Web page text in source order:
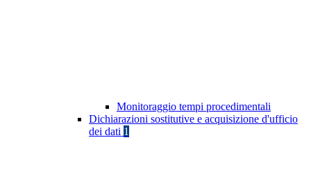
Monitoraggio tempi procedimentali
Dichiarazioni sostitutive e acquisizione d'ufficio
dei dati 1